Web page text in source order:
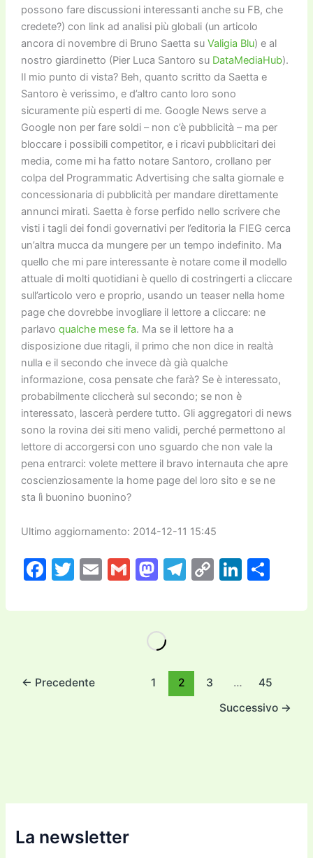
possono fare discussioni interessanti anche su FB, che
credete?) con link ad analisi più globali (un articolo
ancora di novembre di Bruno Saetta su Valigia Blu) e al
nostro giardinetto (Pier Luca Santoro su DataMediaHub).
Il mio punto di vista? Beh, quanto scritto da Saetta e
Santoro è verissimo, e d’altro canto loro sono
sicuramente più esperti di me. Google News serve a
Google non per fare soldi – non c’è pubblicità – ma per
bloccare i possibili competitor, e i ricavi pubblicitari dei
media, come mi ha fatto notare Santoro, crollano per
colpa del Programmatic Advertising che salta giornale e
concessionaria di pubblicità per mandare direttamente
annunci mirati. Saetta è forse perfido nello scrivere che
visti i tagli dei fondi governativi per l’editoria la FIEG cerca
un’altra mucca da mungere per un tempo indefinito. Ma
quello che mi pare interessante è notare come il modello
attuale di molti quotidiani è quello di costringerti a cliccare
sull’articolo vero e proprio, usando un teaser nella home
page che dovrebbe invogliare il lettore a cliccare: ne
parlavo qualche mese fa. Ma se il lettore ha a
disposizione due ritagli, il primo che non dice in realtà
nulla e il secondo che invece dà già qualche
informazione, cosa pensate che farà? Se è interessato,
probabilmente cliccherà sul secondo; se non è
interessato, lascerà perdere tutto. Gli aggregatori di news
sono la rovina dei siti meno validi, perché permettono al
lettore di accorgersi con uno sguardo che non vale la
pena entrarci: volete mettere il bravo internauta che apre
coscienziosamente la home page del loro sito e se ne
sta lì buonino buonino?
Ultimo aggiornamento: 2014-12-11 15:45
F
c
o
T
itt
E
ai
G
ai
M
st
o
d
n
T
e
C
p
k
Li
k
n
C
n
di
← Precedente 1 2 3 …
45
Successivo →
La newsletter